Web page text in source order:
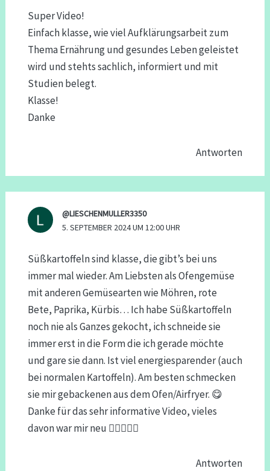
Super Video!
Einfach klasse, wie viel Aufklärungsarbeit zum
Thema Ernährung und gesundes Leben geleistet
wird und stehts sachlich, informiert und mit
Studien belegt.
Klasse!
Danke
Antworten
@LIESCHENMULLER3350
5. SEPTEMBER 2024 UM 12:00 UHR
Süßkartoffeln sind klasse, die gibt’s bei uns
immer mal wieder. Am Liebsten als Ofengemüse
mit anderen Gemüsearten wie Möhren, rote
Bete, Paprika, Kürbis… Ich habe Süßkartoffeln
noch nie als Ganzes gekocht, ich schneide sie
immer erst in die Form die ich gerade möchte
und gare sie dann. Ist viel energiesparender (auch
bei normalen Kartoffeln). Am besten schmecken
sie mir gebackenen aus dem Ofen/Airfryer. 😋
Danke für das sehr informative Video, vieles
davon war mir neu 👍🏻🍀🙋🏻
Antworten